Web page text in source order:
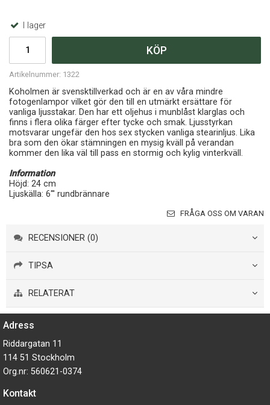
I lager
KÖP
Artikelnummer: 1322
Koholmen är svensktillverkad och är en av våra mindre
fotogenlampor vilket gör den till en utmärkt ersättare för
vanliga ljusstakar. Den har ett oljehus i munblåst klarglas och
finns i flera olika färger efter tycke och smak. Ljusstyrkan
motsvarar ungefär den hos sex stycken vanliga stearinljus. Lika
bra som den ökar stämningen en mysig kväll på verandan
kommer den lika väl till pass en stormig och kylig vinterkväll.
Information
Höjd: 24 cm
Ljuskälla: 6''' rundbrännare
FRÅGA OSS OM VARAN
RECENSIONER (0)
TIPSA
RELATERAT
Adress
Riddargatan 11
114 51 Stockholm
Org.nr: 560621-0374
Kontakt